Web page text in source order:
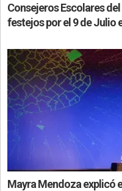
Consejeros Escolares
festejos por el 9 de Julio
Mayra Mendoza explicó